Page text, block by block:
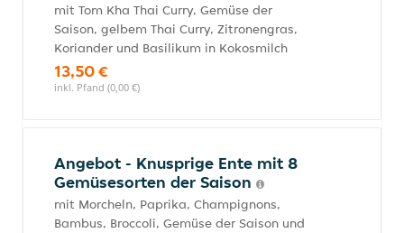
mit Tom Kha Thai Curry, Gemüse der
Saison, gelbem Thai Curry, Zitronengras,
Koriander und Basilikum in Kokosmilch
13,50 €
inkl. Pfand (0,00 €)
Angebot - Knusprige Ente mit 8
Gemüsesorten der Saison
mit Morcheln, Paprika, Champignons,
Bambus, Broccoli, Gemüse der Saison und